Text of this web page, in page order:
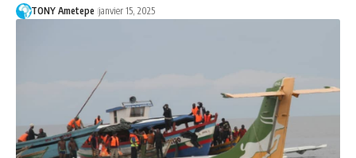
TONY Ametepe janvier 15, 2025